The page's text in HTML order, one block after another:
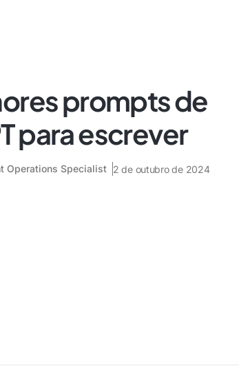
prompts de
para escrever
Operations Specialist 2 de outubro de 2024